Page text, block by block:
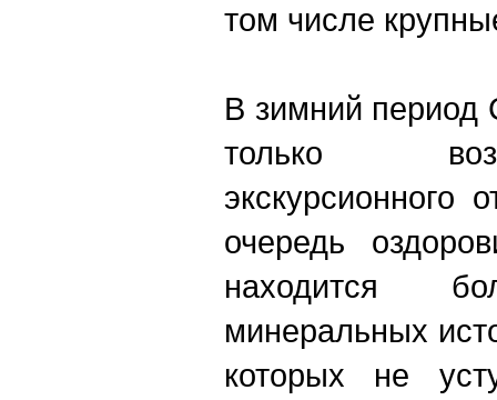
том числе
В зимний период
только
экскурсионного
очередь
находится
минеральных
которых не